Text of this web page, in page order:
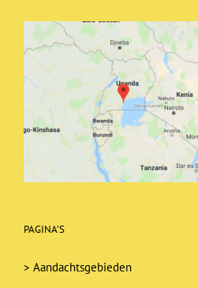
PAGINA’S
> Aandachtsgebieden